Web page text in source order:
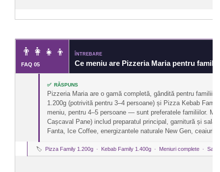
👨‍👩‍👧‍👦
FAQ 05
ÎNTREBARE
Ce meniu are Pizzeria Maria pentru
✅ RĂSPUNS
Pizzeria Maria are o gamă completă, gândită pentru familii
1.200g (potrivită pentru 3–4 persoane) și Pizza Kebab
meniu, pentru 4–5 persoane — sunt preferatele familiilor.
Cașcaval Pane) includ preparatul principal, garnitură și
Fanta, Ice Coffee, energizantele naturale New Gen,
🏷️ Pizza Family 1.200g · Kebab Family 1.400g · Meniuri complete ·